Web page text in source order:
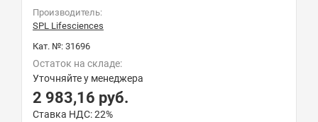
Производитель:
SPL Lifesciences
Кат. №: 31696
Остаток на складе:
Уточняйте у менеджера
2 983,16 руб.
Ставка НДС:22%